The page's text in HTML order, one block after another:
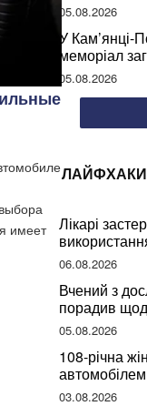
имеет
05.08.2026
У Кам’янці-
меморіал
05.08.2026
ЛАЙФХАКИ
Лікарі
може
здоров’я
06.08.2026
Вчений з
порадив
мозкової
05.08.2026
108-річна
допомогли їй
03.08.2026